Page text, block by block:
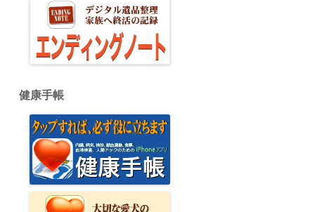
健康手帳